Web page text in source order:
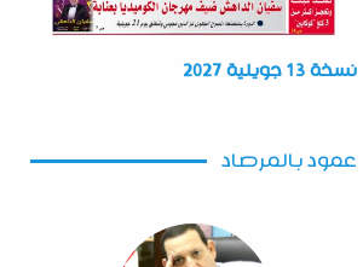
نسخة 13 جويلية 2027
عمود بالمرصاد